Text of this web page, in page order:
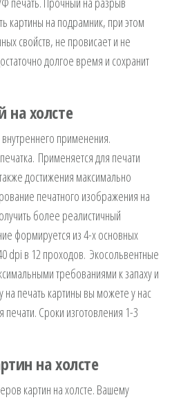
картины на подрамник, при этом
свойств, не провисает и не
долгое время и сохранит
на холсте
применения.
Применяется для печати
достижения максимально
печатного изображения на
более реалистичный
формируется из 4-х основных
dpi в 12 проходов. Экосольвентные
требованиями к запаху и
на печать картины вы можете у нас
печати. Сроки изготовления 1-3
на холсте
картин на холсте. Вашему